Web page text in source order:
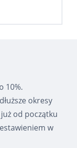
10%.
okresy
od początku
w